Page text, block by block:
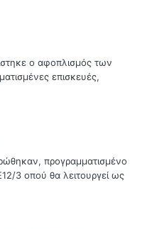
ο αφοπλισμός των
επισκευές,
προγραμματισμένο
3 οπού θα λειτουργεί ως